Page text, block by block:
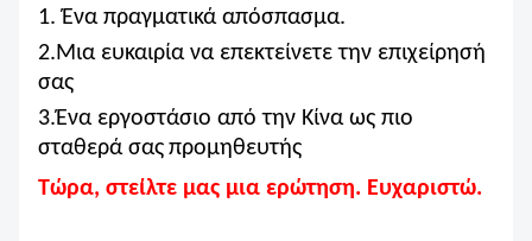
1. Ένα πραγματικά απόσπασμα.
2.Μια ευκαιρία να επεκτείνετε την επιχείρησή
σας
3.Ένα εργοστάσιο από την Κίνα ως πιο
σταθερά σας προμηθευτής
Τώρα, στείλτε μας μια ερώτηση. Ευχαριστώ.